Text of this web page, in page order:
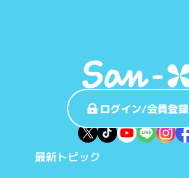
ログイン/会員登録
最新トピック